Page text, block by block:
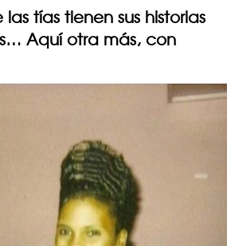
tías tienen sus historias
Aquí otra más, con